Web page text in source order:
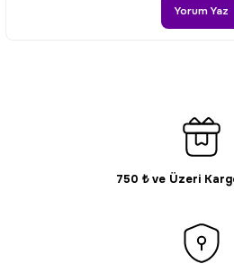
Ürün bilgilerinde hatalar bulunuyor.
Gönder
Yorum Yaz
750 ₺ ve Üzeri